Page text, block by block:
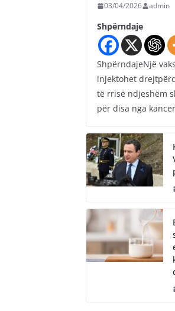
03/04/2026 admin
Shpërndaje
ShpërndajeNjë
injektohet
të rrisë ndjeshëm
për disa nga